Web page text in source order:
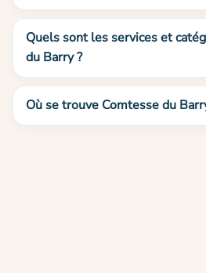
Quels sont les services et
du Barry ?
Où se trouve Comtesse du